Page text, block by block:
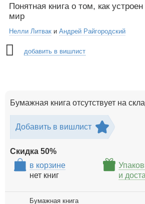
Понятная книга о том, как
мир
Нелли Литвак и Андрей Райгородский
добавить в вишлист
Бумажная книга отсутствует на
Добавить в вишлист
Скидка 50%
в корзине
нет книг
и
Бумажная книга